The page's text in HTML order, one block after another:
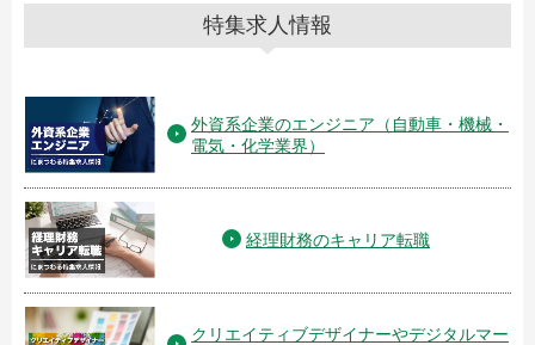
特集求人情報
外資系企業のエンジニア（自動車・機械・
電気・化学業界）
経理財務のキャリア転職
クリエイティブデザイナーやデジタルマー